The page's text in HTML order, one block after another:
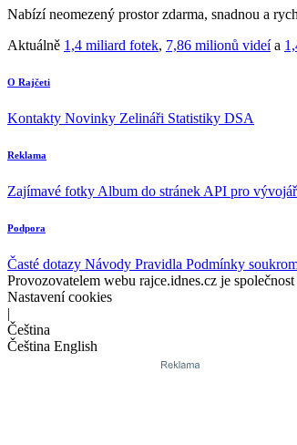
Nabízí neomezený prostor zdarma, snadnou a
Aktuálně 1,4 miliard fotek, 7,86 milionů videía
O Rajčeti
Kontakty Novinky Zelináři Statistiky DSA
Reklama
Zajímavé fotky Album do stránek API pro
Podpora
Časté dotazy Návody Pravidla Podmínky
Provozovatelem webu rajce.idnes.cz je
Nastavení cookies
|
Čeština
Čeština English